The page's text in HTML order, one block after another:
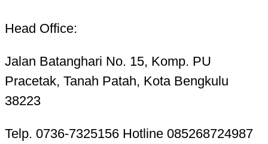
Head Office:
Jalan Batanghari No. 15, Komp. PU
Pracetak, Tanah Patah, Kota Bengkulu
38223
Telp. 0736-7325156 Hotline 085268724987